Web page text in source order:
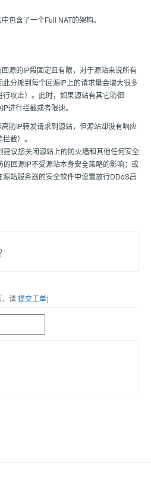
包含了一个Full NAT的架构。
源的IP段固定且有限，对于源站来说所有
分摊到每个回源IP上的请求量会增大很多
行攻击）。此时，如果源站有其它防御
进行拦截或者限速。
防IP转发请求到源站，但源站却没有响应
截）。
议您关闭源站上的防火墙和其他任何安全
回源IP不受源站本身安全策略的影响；或
站服务器的安全软件中设置放行DDoS高
，请提交工单)